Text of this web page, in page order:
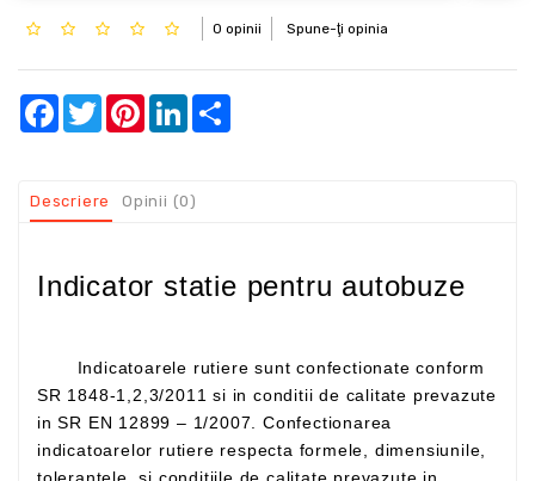
0 opinii Spune-ţi opinia
Facebook
TwitterPinterestLinkedIn
Descriere Opinii (0)
Indicator statie pentru autobuze
Indicatoarele rutiere sunt confectionate conform
SR 1848-1,2,3/2011 si in conditii de calitate prevazute
in SR EN 12899 – 1/2007. Confectionarea
indicatoarelor rutiere respecta formele, dimensiunile,
tolerantele si conditiile de calitate prevazute in